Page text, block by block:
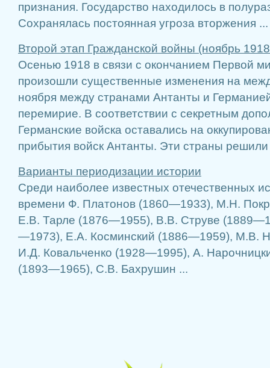
признания. Государство находилось в
Сохранялась постоянная угроза вторжения ...
Второй этап Гражданской войны (ноябрь
Осенью 1918 в связи с окончанием Первой
произошли существенные изменения на
ноября между странами Антанты и
перемирие. В соответствии с секретным
Германские войска оставались на
прибытия войск Антанты. Эти страны
Варианты периодизации истории
Среди наиболее известных отечественных
времени Ф. Платонов (1860—1933), М.Н.
Е.В. Тарле (1876—1955), В.В. Струве
—1973), Е.А. Косминский (1886—1959), М.В.
И.Д. Ковальченко (1928—1995), А.
(1893—1965), С.В. Бахрушин ...